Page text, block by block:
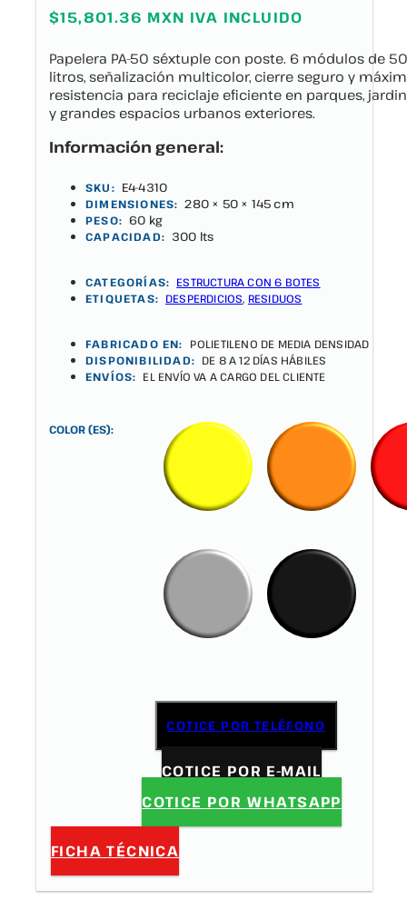
$15,801.36 MXN IVA INCLUIDO
Papelera PA-50 séxtuple con poste. 6 módulos de 50
litros, señalización multicolor, cierre seguro y
resistencia para reciclaje eficiente en parques,
y grandes espacios urbanos exteriores.
Información general:
SKU: E4-4310
DIMENSIONES: 280 × 50 × 145 cm
PESO: 60 kg
CAPACIDAD: 300 lts
CATEGORÍAS: ESTRUCTURA CON 6 BOTES
ETIQUETAS: DESPERDICIOS, RESIDUOS
FABRICADO EN:
POLIETILENO DE MEDIA DENSIDAD
DISPONIBILIDAD: DE 8 A 12 DÍAS HÁBILES
ENVÍOS: EL ENVÍO VA A CARGO DEL CLIENTE
COLOR (ES):
COTICE POR TELÉFONO
COTICE POR E-MAIL
COTICE POR WHATSAPP
FICHA TÉCNICA